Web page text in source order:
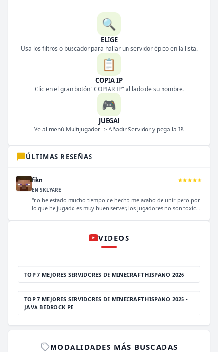
🔍
ELIGE
Usa los filtros o buscador para hallar un servidor épico en la lista.
📋
COPIA IP
Clic en el gran botón "COPIAR IP" al lado de su nombre.
🎮
JUEGA!
Ve al menú Multijugador -> Añadir Servidor y pega la IP.
ÚLTIMAS RESEÑAS
fikn
EN SKLYARE
"no he estado mucho tiempo de hecho me acabo de unir pero por
lo que he jugado es muy buen server, los jugadores no son toxicos
respondieron, en fin, muy buen server"
VIDEOS
TOP 7 MEJORES SERVIDORES DE MINECRAFT HISPANO 2026
TOP 7 MEJORES SERVIDORES DE MINECRAFT HISPANO 2025 -
JAVA BEDROCK PE
MODALIDADES MÁS BUSCADAS